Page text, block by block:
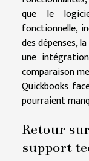
que le
fonctionnelle,
des dépenses,
une
comparaison
Quickbooks
pourraient
Retour
support